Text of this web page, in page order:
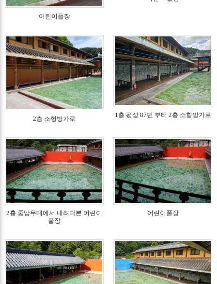
어린이풀장
2층 소형방가로
1층 평상 87번 부터 2층 소형방가로
2층 중앙무대에서 내려다본 어린이
풀장
어린이풀장